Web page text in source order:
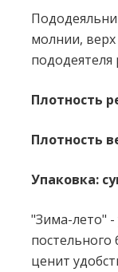
молнии,
пододеятеля
Плотность
Плотность
Упаковка:
"Зима-лето"
постельного
ценит